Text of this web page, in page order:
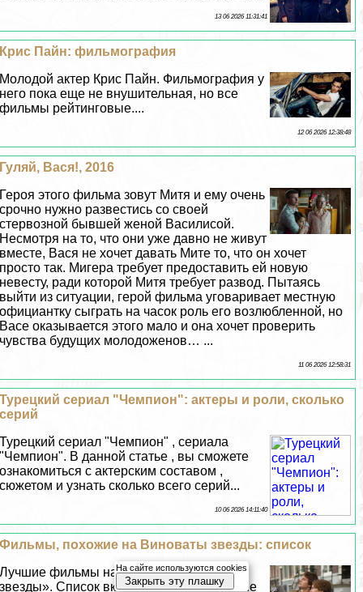
13 06 2026 11:31:41
Крис Пайн: фильмография
Молодой актер Крис Пайн. Фильмография у
него пока еще не внушительная, но все
фильмы рейтинговые....
12 06 2026 12:38:48
Гуляй, Вася!, 2016
Героя этого фильма зовут Митя и ему очень
срочно нужно развестись со своей
стepвозной бывшей женой Василисой.
Несмотря на то, что они уже давно не живут
вместе, Вася не хочет давать Мите то, что он хочет
просто так. Мигера требует предоставить ей новую
невесту, ради которой Митя требует развод. Пытаясь
выйти из ситуации, герой фильма уговаривает местную
официантку сыграть на часок роль его возлюбленной, но
Васе оказывается этого мало и она хочет проверить
чувства будущих молодоженов… ...
11 06 2026 12:58:31
Турецкий сериал "Чемпион": актеры и роли, сколько
серий
Турецкий сериал "Чемпион" , сериала
"Чемпион". В данной статье , вы сможете
ознакомиться с актерским составом ,
сюжетом и узнать сколько всего серий...
10 06 2026 14:11:40
Фильмы, похожие на Виноваты звезды: список
Лучшие фильмы наподобие «Виноваты
звезды». Список включает самые похожие
На сайте используются cookies
Закрыть эту плашку